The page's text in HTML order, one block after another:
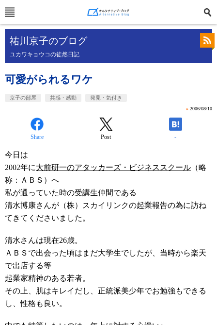
祐川京子のブログ
ユカワキョウコの徒然日記
可愛がられるワケ
京子の部屋 共感・感動 発見・気付き
» 2006/08/10
Share Post -
今日は
2002年に大前研一のアタッカーズ・ビジネススクール （略
称：ＡＢＳ）へ
私が通っていた時の受講生仲間である
清水博康さんが（株）スカイリンクの起業報告の為に訪ね
てきてくださいました。
清水さんは現在26歳。
ＡＢＳで出会った頃はまだ大学生でしたが、当時から楽天
で出店する等
起業家精神のある若者。
その上、肌はキレイだし、正統派美少年でお勉強もできる
し、性格も良い。